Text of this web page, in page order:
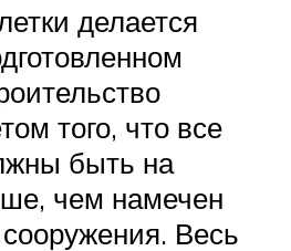
делается
того, что все
быть на
чем намечен
Весь